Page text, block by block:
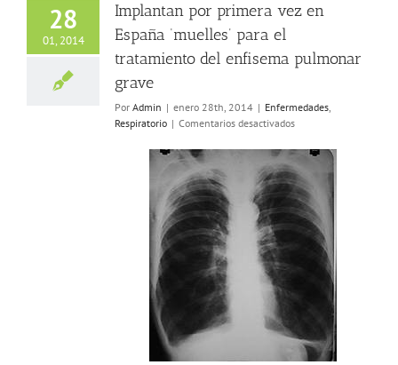
28
01, 2014
Implantan por primera vez en
España ‘muelles’ para el
tratamiento del enfisema pulmonar
grave
Por Admin | enero 28th, 2014 | Enfermedades,
Respiratorio | Comentarios desactivadosen
por
primera
vez
en
España
‘muelles’
el
tratamiento
enfisema
pulmonar
grave